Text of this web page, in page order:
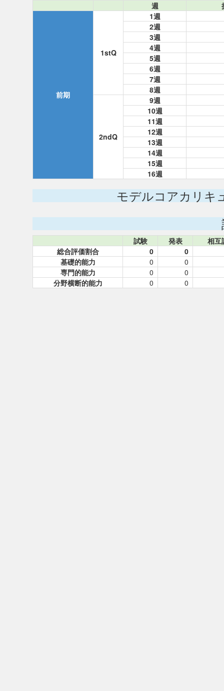
週
前期
1stQ
1週
2週
3週
4週
5週
6週
7週
8週
2ndQ
9週
10週
11週
12週
13週
14週
15週
16週
モデルコアカリキ
試験 発表
相互
総合評価割合
0
0
基礎的能力
0
0
専門的能力
0
0
分野横断的能力
0 0